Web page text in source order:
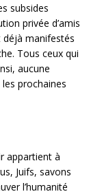
subsides
privée d’amis
déjà manifestés
Tous ceux qui
aucune
prochaines
appartient à
Juifs, savons
l’humanité